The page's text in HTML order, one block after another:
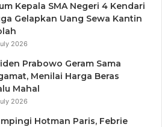
Kepala SMA Negeri 4 Kendari
Gelapkan Uang Sewa Kantin
2026
Prabowo Geram Sama
Menilai Harga Beras
Mahal
2026
Hotman Paris, Febrie